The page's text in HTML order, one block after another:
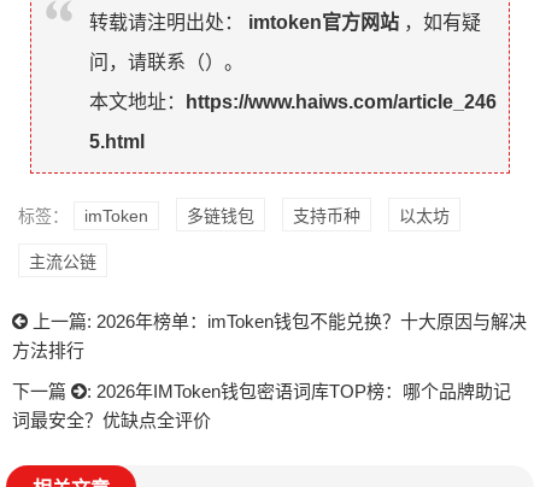
转载请注明出处： imtoken官方网站 ，如有疑
问，请联系（）。
本文地址：
https://www.haiws.com/article_246
5.html
标签： imToken 多链钱包 支持币种 以太坊
主流公链
上一篇: 2026年榜单：imToken钱包不能兑换？十大原因与解决
方法排行
下一篇
: 2026年IMToken钱包密语词库TOP榜：哪个品牌助记
词最安全？优缺点全评价